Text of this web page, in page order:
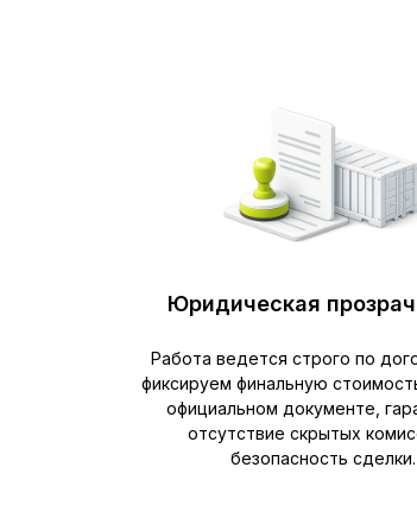
Юридическая
Работа ведется строго по
фиксируем финальную
официальном документе,
отсутствие скрытых
безопасность сделки.